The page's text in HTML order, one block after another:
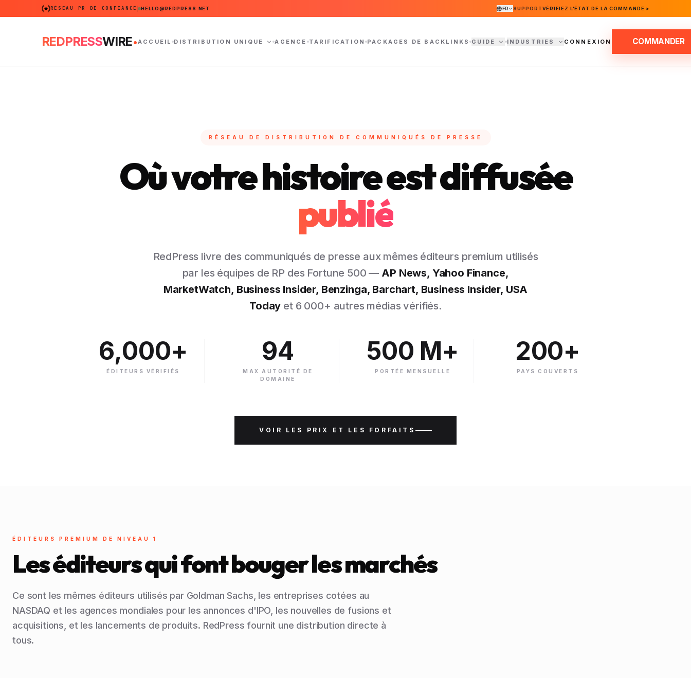
RÉSEAU PR DE CONFIANCE HELLO@REDPRESS.NET FR SUPPORTVÉRIFIEZ L'ÉTAT DE LA COMMANDE >
REDPRESSWIRE.ACCUEIL DISTRIBUTION UNIQUE AGENCE TARIFICATION PACKAGES DE BACKLINKS GUIDE INDUSTRIES CONNEXION COMMANDER
RÉSEAU DE DISTRIBUTION DE COMMUNIQUÉS DE PRESSE
Où votre histoire est diffusée
publié
RedPress livre des communiqués de presse aux mêmes éditeurs premium utilisés
par les équipes de RP des Fortune 500 — AP News, Yahoo Finance,
MarketWatch, Business Insider, Benzinga, Barchart, Business Insider, USA
Today et 6 000+ autres médias vérifiés.
6,000+
ÉDITEURS VÉRIFIÉS
94
MAX AUTORITÉ DE
DOMAINE
500 M+
PORTÉE MENSUELLE
200+
PAYS COUVERTS
VOIR LES PRIX ET LES FORFAITS
ÉDITEURS PREMIUM DE NIVEAU 1
Les éditeurs qui font bouger les marchés
Ce sont les mêmes éditeurs utilisés par Goldman Sachs, les entreprises cotées au
NASDAQ et les agences mondiales pour les annonces d'IPO, les nouvelles de fusions et
acquisitions, et les lancements de produits. RedPress fournit une distribution directe à
tous.